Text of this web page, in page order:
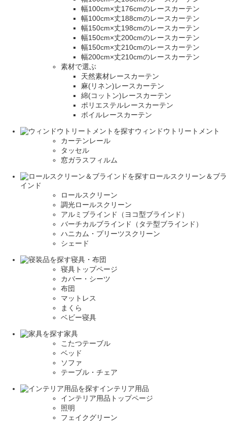
幅100cm×丈176cmのレースカーテン
幅100cm×丈188cmのレースカーテン
幅150cm×丈198cmのレースカーテン
幅150cm×丈200cmのレースカーテン
幅150cm×丈210cmのレースカーテン
幅200cm×丈210cmのレースカーテン
素材で選ぶ
天然素材レースカーテン
麻(リネン)レースカーテン
綿(コットン)レースカーテン
ポリエステルレースカーテン
ボイルレースカーテン
ウィンドウトリートメント
カーテンレール
タッセル
窓ガラスフィルム
ロールスクリーン＆ブラ
インド
ロールスクリーン
調光ロールスクリーン
アルミブラインド（ヨコ型ブラインド）
バーチカルブラインド（タテ型ブラインド）
ハニカム・プリーツスクリーン
シェード
寝具・布団
寝具トップページ
カバー・シーツ
布団
マットレス
まくら
ベビー寝具
家具
こたつテーブル
ベッド
ソファ
テーブル・チェア
インテリア用品
インテリア用品トップページ
照明
フェイクグリーン